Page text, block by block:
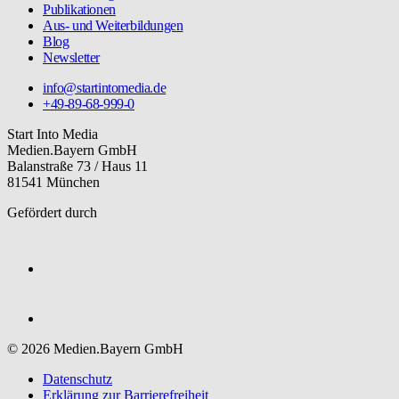
Publikationen
Aus- und Weiterbildungen
Blog
Newsletter
info@startintomedia.de
+49-89-68-999-0
Start Into Media
Medien.Bayern GmbH
Balanstraße 73 / Haus 11
81541 München
Gefördert durch
© 2026 Medien.Bayern GmbH
Datenschutz
Erklärung zur Barriere­freiheit